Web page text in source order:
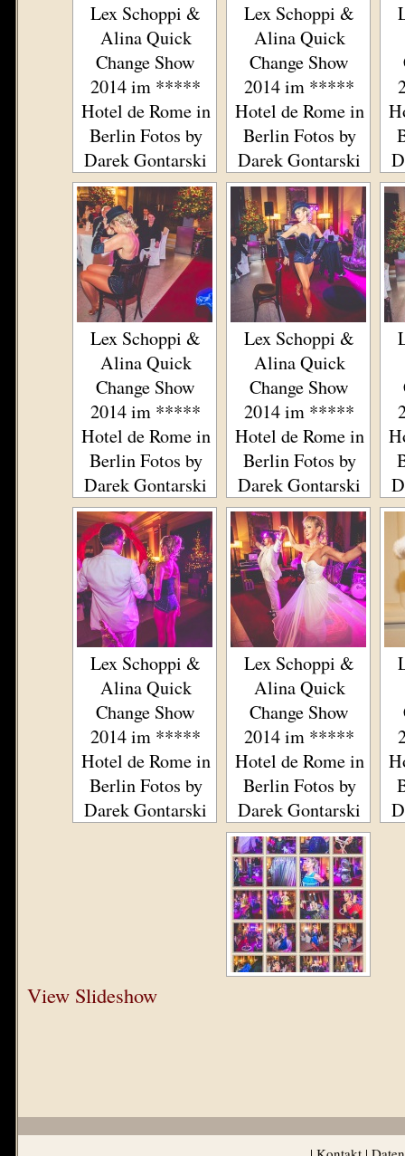
Lex Schoppi &
Alina Quick
Change Show
2014 im *****
Hotel de Rome in
Berlin Fotos by
Darek Gontarski
Lex Schoppi &
Alina Quick
Change Show
2014 im *****
Hotel de Rome in
Berlin Fotos by
Darek Gontarski
Lex Schoppi &
Alina Quick
Change Show
2014 im *****
Hotel de Rome in
Berlin Fotos by
Darek Gontarski
Lex Schoppi &
Alina Quick
Change Show
2014 im *****
Hotel de Rome in
Berlin Fotos by
Darek Gontarski
Lex Schoppi &
Alina Quick
Change Show
2014 im *****
Hotel de Rome in
Berlin Fotos by
Darek Gontarski
Lex Schoppi &
Alina Quick
Change Show
2014 im *****
Hotel de Rome in
Berlin Fotos by
Darek Gontarski
View Slideshow